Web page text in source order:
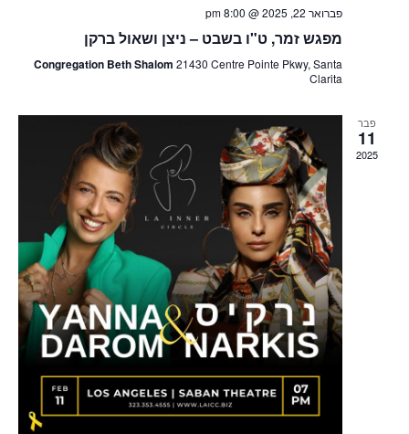
פברואר 22, 2025 @ 8:00 pm
מפגש זמר, ט"ו בשבט – ניצן ושאול ברקן
Congregation Beth Shalom21430 Centre Pointe Pkwy, Santa
Clarita
פבר
11
2025